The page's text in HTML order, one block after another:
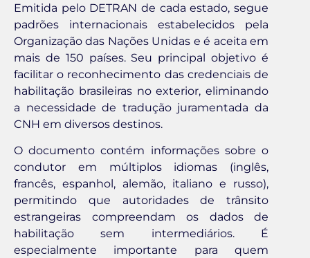
Emitida pelo DETRAN de cada estado, segue
padrões internacionais estabelecidos pela
Organização das Nações Unidas e é aceita em
mais de 150 países. Seu principal objetivo é
facilitar o reconhecimento das credenciais de
habilitação brasileiras no exterior, eliminando
a necessidade de tradução juramentada da
CNH em diversos destinos.
O documento contém informações sobre o
condutor em múltiplos idiomas (inglês,
francês, espanhol, alemão, italiano e russo),
permitindo que autoridades de trânsito
estrangeiras compreendam os dados de
habilitação sem intermediários. É
especialmente importante para quem